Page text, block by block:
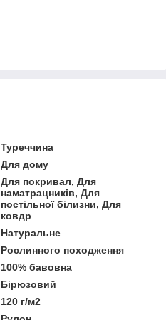
Туреччина
Для дому
Для покривал, Для
наматрацників, Для
постільної білизни, Для
ковдр
Натуральне
Рослинного походження
100% бавовна
Бірюзовий
120 г/м2